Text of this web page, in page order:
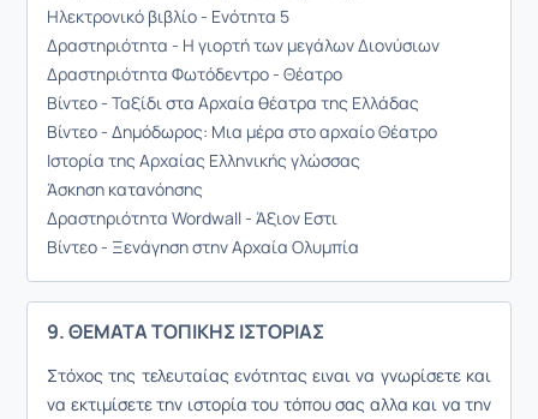
Ηλεκτρονικό βιβλίο - Ενότητα 5
Δραστηριότητα - Η γιορτή των μεγάλων Διονύσιων
Δραστηριότητα Φωτόδεντρο - Θέατρο
Βίντεο - Ταξίδι στα Αρχαία θέατρα της Ελλάδας
Βίντεο - Δημόδωρος: Μια μέρα στο αρχαίο Θέατρο
Ιστορία της Αρχαίας Ελληνικής γλώσσας
Άσκηση κατανόησης
Δραστηριότητα Wordwall - Άξιον Εστι
Βίντεο - Ξενάγηση στην Αρχαία Ολυμπία
9. ΘΕΜΑΤΑ ΤΟΠΙΚΗΣ ΙΣΤΟΡΙΑΣ
Στόχος της τελευταίας ενότητας ειναι να γνωρίσετε και
να εκτιμίσετε την ιστορία του τόπου σας αλλα και να την